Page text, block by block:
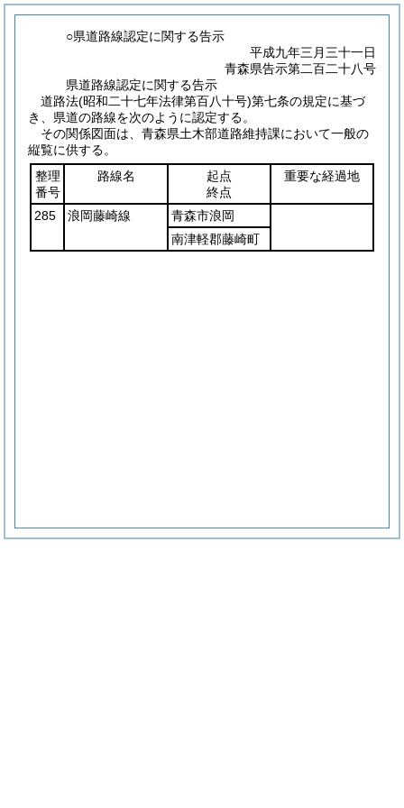
○県道路線認定に関する告示
平成九年三月三十一日
青森県告示第二百二十八号
県道路線認定に関する告示
道路法(昭和二十七年法律第百八十号)第七条の規定に基づ
き、県道の路線を次のように認定する。
その関係図面は、青森県土木部道路維持課において一般の
縦覧に供する。
整理
番号
路線名
起点
終点
重要な経過地
285 浪岡藤崎線
青森市浪岡
南津軽郡藤崎町